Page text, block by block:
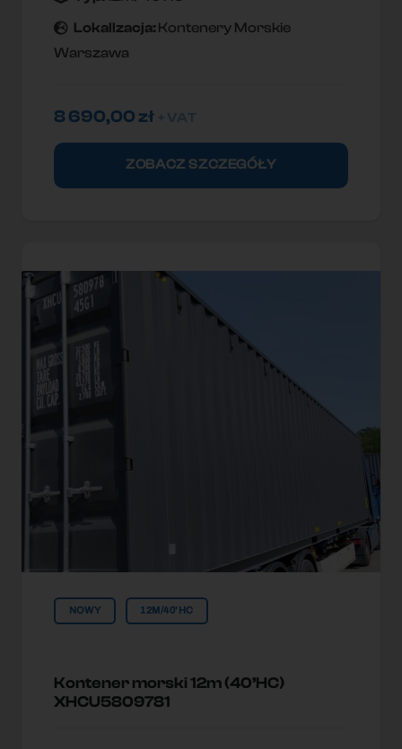
Lokallzacja: Kontenery Morskie
Warszawa
8 690,00zł
ZOBACZ SZCZEGÓŁY
NOWY 12M/40'HC
Kontener morski 12m (40’HC)
XHCU5809781